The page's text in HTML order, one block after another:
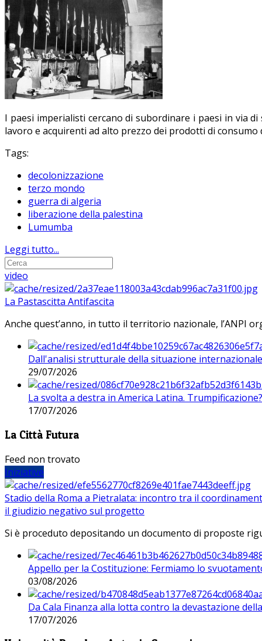
I paesi imperialisti cercano di subordinare i paesi in via
lavoro e acquirenti ad alto prezzo dei prodotti di consumo
Tags:
decolonizzazione
terzo mondo
guerra di algeria
liberazione della palestina
Lumumba
Leggi tutto...
video
La Pastascitta Antifascita
Anche quest’anno, in tutto il territorio nazionale, l’ANPI
Dall'analisi strutturale della situazione
29/07/2026
La svolta a destra in America Latina. Trumpificazione?
17/07/2026
La Città Futura
Feed non trovato
Iniziative
Stadio della Roma a Pietralata: incontro tra il
il giudizio negativo sul progetto
Si è proceduto depositando un documento di proposte
Appello per la Costituzione: Fermiamo lo
03/08/2026
Da Cala Finanza alla lotta contro la devastazione
17/07/2026